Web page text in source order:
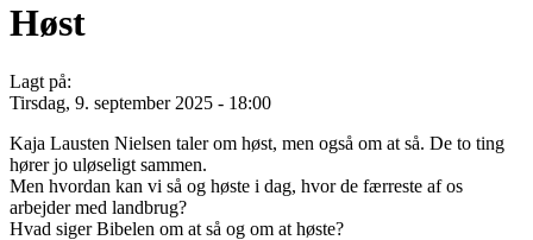
Høst
Lagt på:
Tirsdag, 9. september 2025 - 18:00
Kaja Lausten Nielsen taler om høst, men også om at så. De to ting
hører jo uløseligt sammen.
Men hvordan kan vi så og høste i dag, hvor de færreste af os
arbejder med landbrug?
Hvad siger Bibelen om at så og om at høste?